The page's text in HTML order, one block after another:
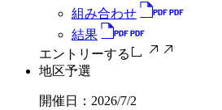
組み合わせ
結果
エントリーする
地区予選
開催日： 2026/7/2